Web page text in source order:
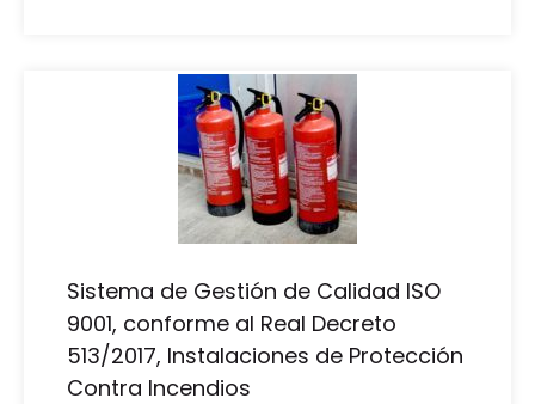
Sistema de Gestión de Calidad ISO
9001, conforme al Real Decreto
513/2017, Instalaciones de Protección
Contra Incendios